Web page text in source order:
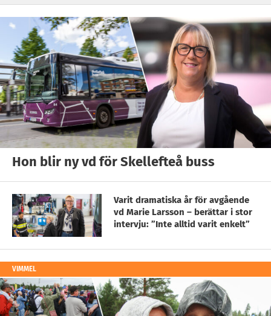
Hon blir ny vd för Skellefteå buss
Varit dramatiska år för avgående
vd Marie Larsson – berättar i stor
intervju: ”Inte alltid varit enkelt”
VIMMEL